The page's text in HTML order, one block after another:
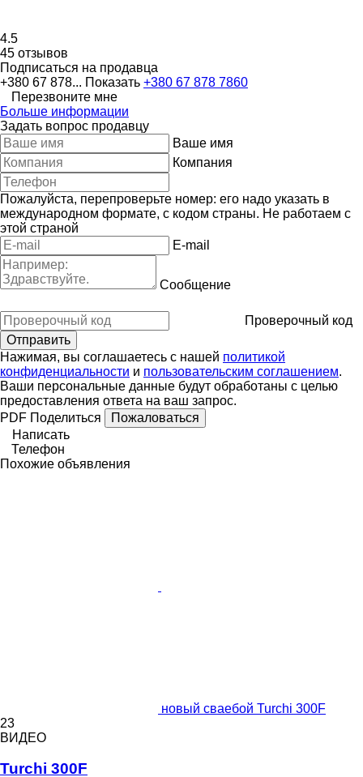
4.5
45 отзывов
Подписаться на продавца
+380 67 878... Показать +380 67 878 7860
Перезвоните мне
Больше информации
Задать вопрос продавцу
Ваше имя
Компания
Пожалуйста, перепроверьте номер: его надо указать в
международном формате, с кодом страны. Не работаем с
этой страной
E-mail
Сообщение
Проверочный код
Нажимая, вы соглашаетесь с нашей политикой
конфиденциальности и пользовательским соглашением.
Ваши персональные данные будут обработаны с целью
предоставления ответа на ваш запрос.
PDF Поделиться
Пожаловаться
Написать
Телефон
Похожие объявления
новый сваебой Turchi 300F
23
ВИДЕО
Turchi 300F